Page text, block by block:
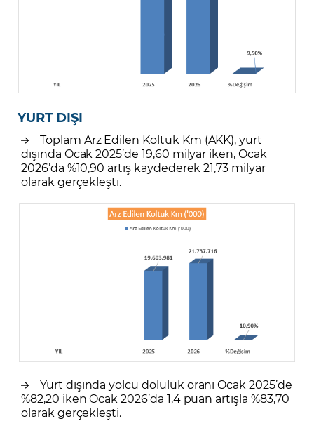
YURT DIŞI
Toplam Arz Edilen Koltuk Km (AKK), yurt
dışında Ocak 2025’de 19,60 milyar iken, Ocak
2026’da %10,90 artış kaydederek 21,73 milyar
olarak gerçekleşti.
Yurt dışında yolcu doluluk oranı Ocak 2025’de
%82,20 iken Ocak 2026’da 1,4 puan artışla %83,70
olarak gerçekleşti.